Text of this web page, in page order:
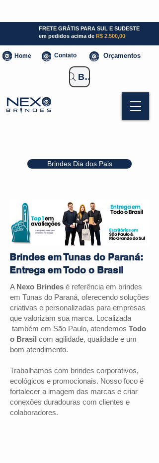
Brindes Dia dos Pais
FRETE GRÁTIS PARA SUL E SUDESTE
em pedidos acima de R$ 2.500,00
Home Contato Orçamentos
Buscar Brindes
Brindes em Tunas do Paraná:
Entrega em Todo o Brasil
A Nexo Brindes é referência em brindes
em Tunas do Paraná, oferecendo soluções
criativas e personalizadas para empresas
que valorizam sua marca. Localizada
também em São Paulo, atendemos Todo
o Brasil com agilidade, qualidade e um
bom atendimento.
Trabalhamos com brindes corporativos,
ecológicos e promocionais. Nosso foco é
fortalecer a imagem das marcas e criar
conexões duradouras com clientes e
colaboradores.